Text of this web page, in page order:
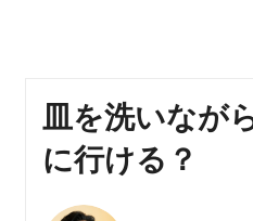
皿を洗いなが
に行ける？